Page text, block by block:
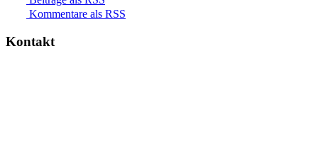
Kommentare als RSS
Kontakt